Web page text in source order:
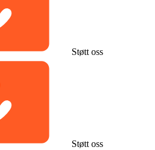
Støtt oss
Støtt oss